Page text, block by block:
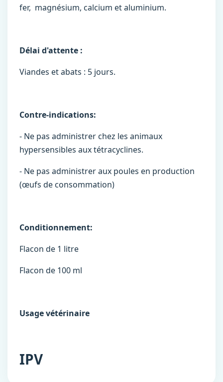
fer, magnésium, calcium et aluminium.
Délai d'attente :
Viandes et abats : 5 jours.
Contre-indications:
- Ne pas administrer chez les animaux
hypersensibles aux tétracyclines.
- Ne pas administrer aux poules en production
(œufs de consommation)
Conditionnement:
Flacon de 1 litre
Flacon de 100 ml
Usage vétérinaire
IPV